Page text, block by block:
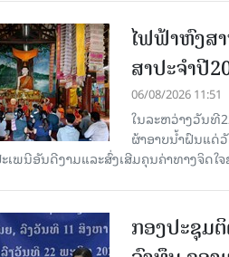
ໄຟຟ້າຫົງສ
ສາປະຈໍາປີ
06/08/2026 11:51
ໃນລະຫວ່າງວັນທີ
ຜ້າອາບນໍ້າຝົນແດ່
ເພນີອັນດີງາມແລະສົ່ງເສີມຄຸນຄ່າທາງຈິດ
ກອງປະຊຸມ